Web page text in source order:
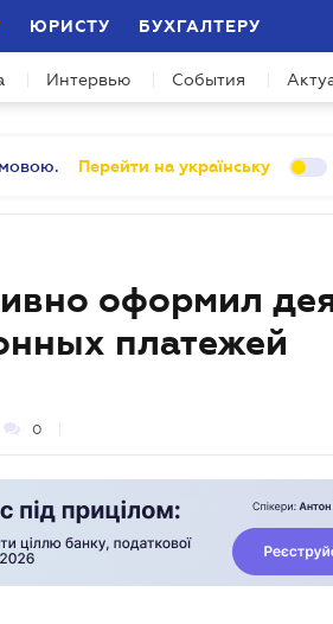
ЮРИСТУ БУХГАЛТЕРУ
Интервью События
Перейти на українську
оформил
платежей
0